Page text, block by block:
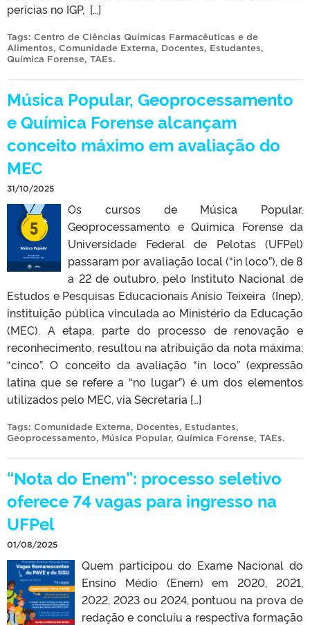
perícias no IGP, […]
Tags: Centro de Ciências Químicas Farmacêuticas e de
Alimentos, Comunidade Externa, Docentes, Estudantes,
Química Forense, TAEs.
Música Popular, Geoprocessamento
e Química Forense alcançam
conceito máximo em avaliação do
MEC
31/10/2025
Os cursos de Música Popular,
Geoprocessamento e Química Forense da
Universidade Federal de Pelotas (UFPel)
passaram por avaliação local (“in loco”), de 8
a 22 de outubro, pelo Instituto Nacional de
Estudos e Pesquisas Educacionais Anísio Teixeira (Inep),
instituição pública vinculada ao Ministério da Educação
(MEC). A etapa, parte do processo de renovação e
reconhecimento, resultou na atribuição da nota máxima:
“cinco”. O conceito da avaliação “in loco” (expressão
latina que se refere a “no lugar”) é um dos elementos
utilizados pelo MEC, via Secretaria […]
Tags: Comunidade Externa, Docentes, Estudantes,
Geoprocessamento, Música Popular, Química Forense, TAEs.
“Nota do Enem”: processo seletivo
oferece 74 vagas para ingresso na
UFPel
01/08/2025
Quem participou do Exame Nacional do
Ensino Médio (Enem) em 2020, 2021,
2022, 2023 ou 2024, pontuou na prova de
redação e concluiu a respectiva formação